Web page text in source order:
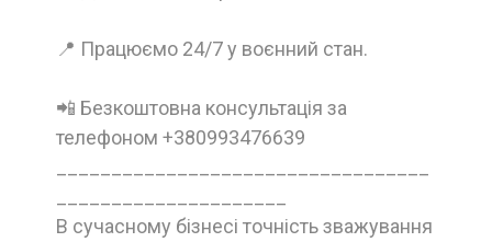
📍 Працюємо 24/7 у воєнний стан.
📲 Безкоштовна консультація за
телефоном +380993476639
В сучасному бізнесі точність зважування